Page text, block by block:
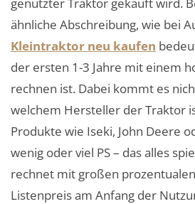
ähnliche Abschreibung, wie bei
Kleintraktor neu kaufen
der ersten 1-3 Jahre mit einem
rechnen ist. Dabei kommt es
welchem Hersteller der Traktor
Produkte wie Iseki, John Deere
wenig oder viel PS – das alles
rechnet mit großen
Listenpreis am Anfang der